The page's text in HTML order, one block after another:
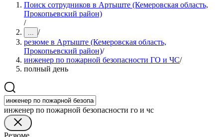
Поиск сотрудников в Артыште (Кемеровская область,
Прокопьевский район)
/
... /
резюме в Артыште (Кемеровская область,
Прокопьевский район)/
инженер по пожарной безопасности ГО и ЧС/
полный день
инженер по пожарной безопасности го и чс
Резюме